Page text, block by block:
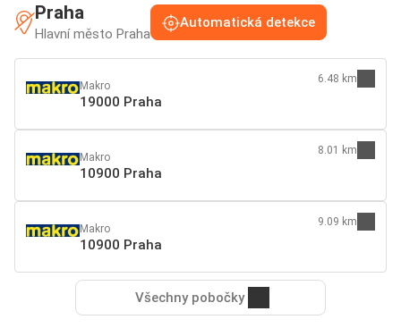
Praha
Hlavní město Praha
Automatická detekce
Makro
19000 Praha
6.48 km
Makro
10900 Praha
8.01 km
Makro
10900 Praha
9.09 km
Všechny pobočky